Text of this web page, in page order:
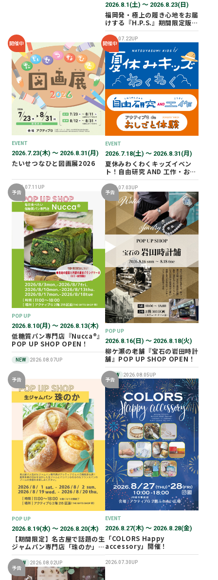
2026.8.1(土) 〜 2026.8.23(日)
福岡発・極上の履き心地をお届
けする『H.P.S.』期間限定販売
会を開催✨
2026.07.22UP
開催中
EVENT
2026.7.23(木) 〜 2026.8.31(月)
たいせつなひと図画展2026
2026.07.11UP
開催中
EVENT
2026.7.18(土) 〜 2026.8.31(月)
夏休みわくわくキッズイベン
ト！自由研究 AND 工作・おし
ごと体験！
2026.07.03UP
予告
POP UP
2026.8.10(月) 〜 2026.8.13(木)
低糖質パン専門店『Nucca®』
POP UP SHOP OPEN！
NEW 2026.08.07UP
予告
POP UP
2026.8.16(日) 〜 2026.8.18(火)
柳ケ瀬の老舗『宝石の岩田時計
舗』POP UP SHOP OPEN！
NEW 2026.08.05UP
予告
POP UP
2026.8.19(水) 〜 2026.8.20(木)
【期間限定】名古屋で話題の生
ジャムパン専門店「珠のか」
POP UP SHOP
NEW 2026.08.02UP
予告
EVENT
2026.8.27(木) 〜 2026.8.28(金)
「COLORS Happy
accessory」開催！
2026.07.30UP
予告